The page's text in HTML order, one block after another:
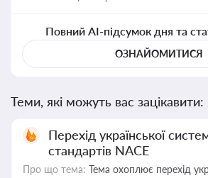
Повний AI-підсумок дня та
ОЗНАЙОМИТИСЯ
Теми, які можуть вас зацікавити:
Перехід української
стандартів NACE
Про що тема: Тема охоплює перехід